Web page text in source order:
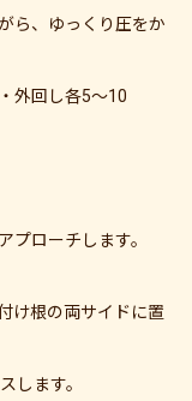
ら、ゆっくり圧をか
外回し各5〜10
プローチします。
け根の両サイドに置
します。